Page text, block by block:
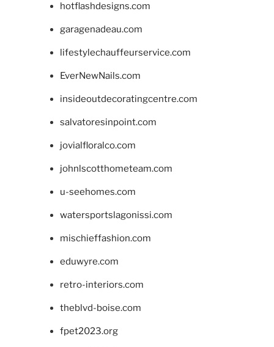
hotflashdesigns.com
garagenadeau.com
lifestylechauffeurservice.com
EverNewNails.com
insideoutdecoratingcentre.com
salvatoresinpoint.com
jovialfloralco.com
johnlscotthometeam.com
u-seehomes.com
watersportslagonissi.com
mischieffashion.com
eduwyre.com
retro-interiors.com
theblvd-boise.com
fpet2023.org